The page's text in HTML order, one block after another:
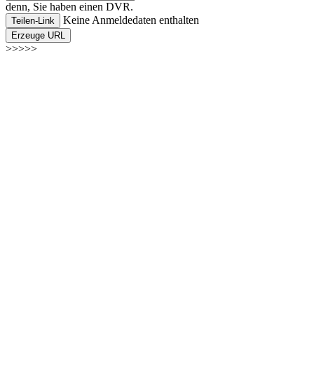
denn, Sie haben einen DVR.
Teilen-Link Keine Anmeldedaten enthalten
Erzeuge URL
>>>>>